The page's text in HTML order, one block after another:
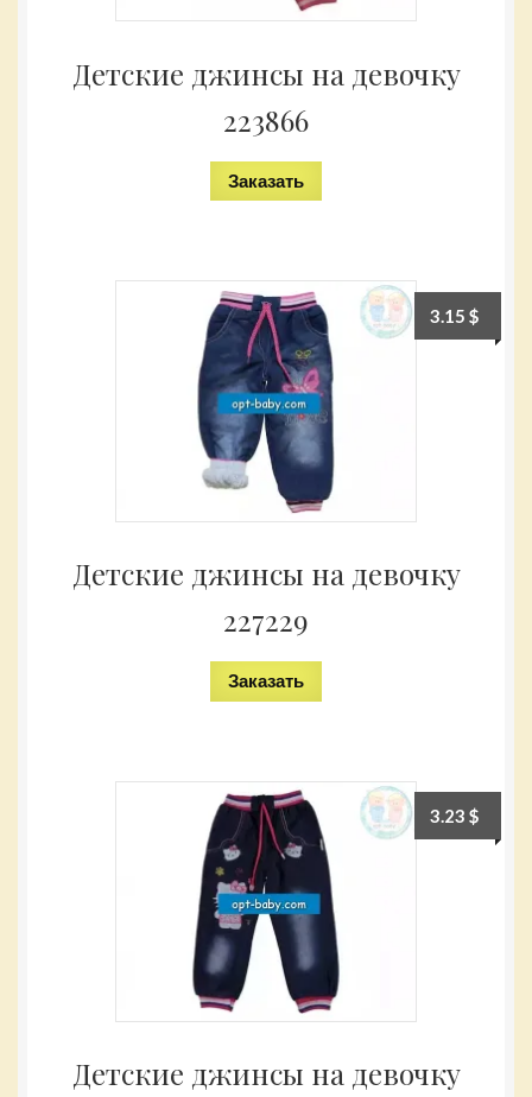
Детские джинсы на девочку
223866
Заказать
Детские джинсы на девочку
227229
3.15$
Заказать
Детские джинсы на девочку
3.23$